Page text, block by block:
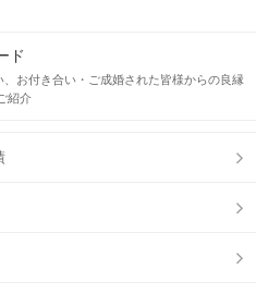
ド
、お付き合い・ご成婚された皆様からの良縁
紹介